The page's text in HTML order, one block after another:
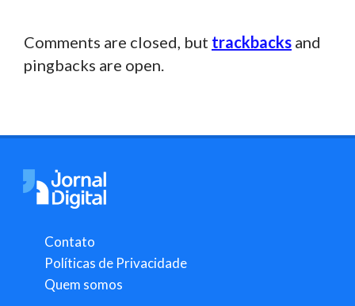
Comments are closed, but trackbacks and
pingbacks are open.
Contato
Políticas de Privacidade
Quem somos